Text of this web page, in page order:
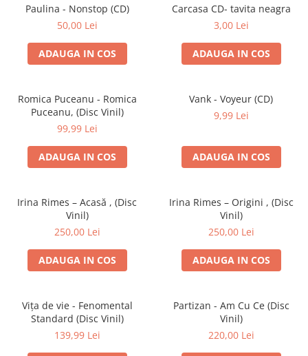
Viniluri Românești
Colecția Electrecord
Paulina - Nonstop (CD)
50,00 Lei
ADAUGA IN COS
Carcasa CD- tavita neagra
3,00 Lei
ADAUGA IN COS
Romica Puceanu - Romica
Puceanu, (Disc Vinil)
99,99 Lei
ADAUGA IN COS
Vank - Voyeur (CD)
9,99 Lei
ADAUGA IN COS
Irina Rimes – Acasă , (Disc
Vinil)
250,00 Lei
ADAUGA IN COS
Irina Rimes – Origini , (Disc
Vinil)
250,00 Lei
ADAUGA IN COS
Vița de vie - Fenomental
Standard (Disc Vinil)
139,99 Lei
Partizan - Am Cu Ce (Disc
Vinil)
220,00 Lei